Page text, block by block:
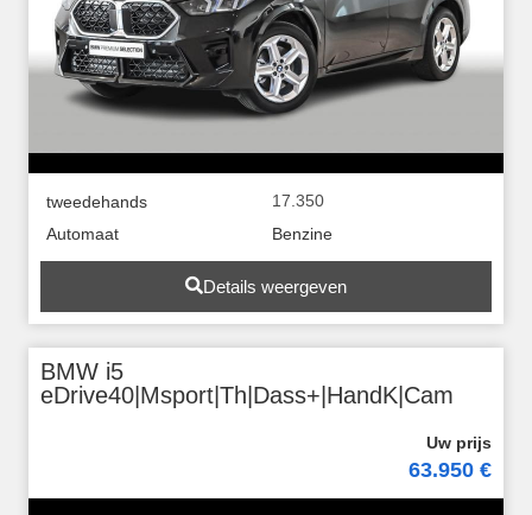
tweedehands
17.350
Automaat
Benzine
Details weergeven
BMW i5
eDrive40|Msport|Th|Dass+|HandK|Cam
63.950 €